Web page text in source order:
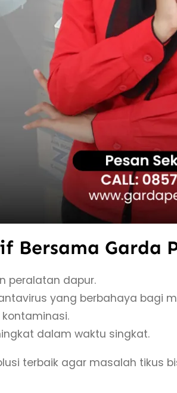
Bersama Garda
peralatan dapur.
yang berbahaya bagi
dalam waktu singkat.
terbaik agar masalah tikus